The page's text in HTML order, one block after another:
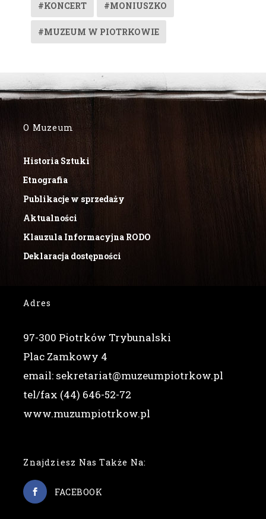
#KONCERT #MONIUSZKO
#MUZEUM W PIOTRKOWIE
O Muzeum
Historia Sztuki
Etnografia
Publikacje w sprzedaży
Aktualności
Klauzula Informacyjna RODO
Deklaracja dostępności
Adres
97-300 Piotrków Trybunalski
Plac Zamkowy 4
email: sekretariat@muzeumpiotrkow.pl
tel/fax (44) 646-52-72
www.muzumpiotrkow.pl
Znajdziesz Nas Także Na:
FACEBOOK